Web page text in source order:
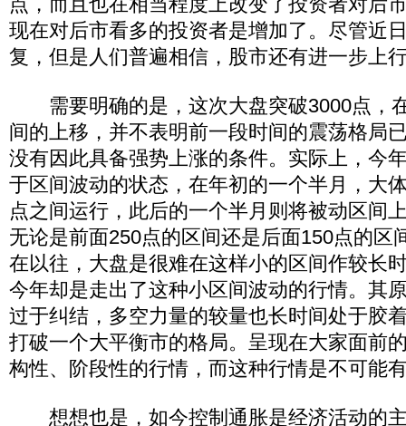
现在对后市看多的投资者是增加了。尽管近
复，但是人们普遍相信，股市还有进一步上
需要明确的是，这次大盘突破3000点，
间的上移，并不表明前一段时间的震荡格局
没有因此具备强势上涨的条件。实际上，今
于区间波动的状态，在年初的一个半月，大
点之间运行，此后的一个半月则将被动区间
无论是前面250点的区间还是后面150点的区
在以往，大盘是很难在这样小的区间作较长
今年却是走出了这种小区间波动的行情。其
过于纠结，多空力量的较量也长时间处于胶
打破一个大平衡市的格局。呈现在大家面前
构性、阶段性的行情，而这种行情是不可能
想想也是，如今控制通胀是经济活动的